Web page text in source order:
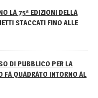
LA 75ª EDIZIONI DELLA
STACCATI FINO ALLE
DI PUBBLICO PER LA
FA QUADRATO INTORNO AL